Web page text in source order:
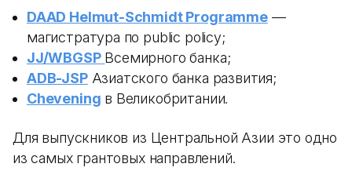
DAAD Helmut-Schmidt Programme—
магистратура по public policy;
JJ/WBGSP Всемирного банка;
ADB-JSPАзиатского банка развития;
Chevening в Великобритании.
Для выпускников из Центральной Азии это одно
из самых грантовых направлений.